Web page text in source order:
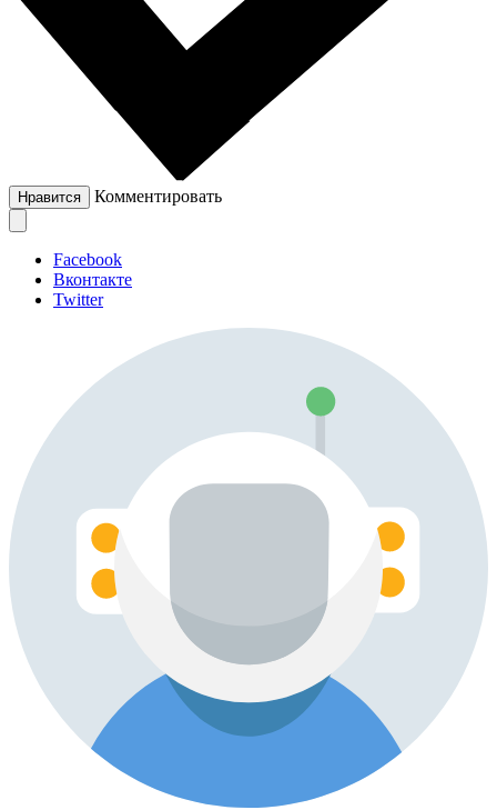
Нравится Комментировать
Facebook
Вконтакте
Twitter